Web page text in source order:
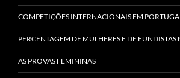
COMPETIÇÕES INTERNACIONAIS EM
PERCENTAGEM DE MULHERES E DE FUNDISTAS
AS PROVAS FEMININAS